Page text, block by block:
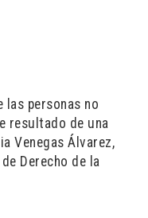
las personas no
resultado de una
Venegas Álvarez,
Derecho de la